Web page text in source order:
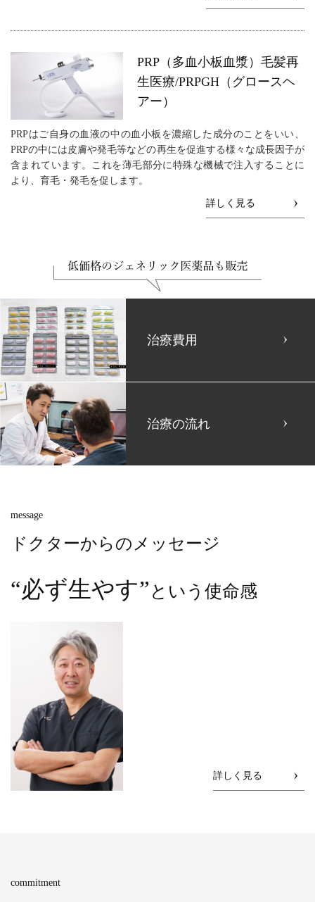
PRP（多血小板血漿）毛髪再
生医療/PRPGH（グロースヘ
アー）
PRPはご自身の血液の中の血小板を濃縮した成分のことをいい、
PRPの中には皮膚や発毛等などの再生を促進する様々な成長因子が
含まれています。これを薄毛部分に特殊な機械で注入することに
より、育毛・発毛を促します。
詳しく見る
治療費用
治療の流れ
message
ドクターからのメッセージ
“必ず生やす” という使命感
詳しく見る
commitment